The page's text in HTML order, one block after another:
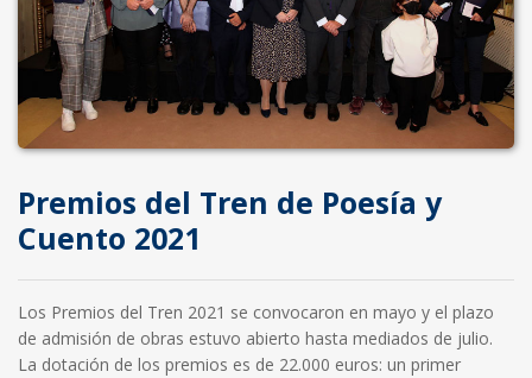
Premios del Tren de Poesía y
Cuento 2021
Los Premios del Tren 2021 se convocaron en mayo y el plazo
de admisión de obras estuvo abierto hasta mediados de julio.
La dotación de los premios es de 22.000 euros: un primer